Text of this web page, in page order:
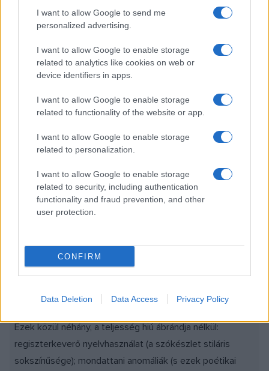
I want to allow Google to send me
personalized advertising.
I want to allow Google to enable storage
related to analytics like cookies on web or
device identifiers in apps.
I want to allow Google to enable storage
related to functionality of the website or app.
I want to allow Google to enable storage
related to personalization.
I want to allow Google to enable storage
related to security, including authentication
functionality and fraud prevention, and other
user protection.
CONFIRM
Data Deletion Data Access Privacy Policy
Tábori lap Karády Katalinnak; in: Fehér babák
égboltsapkájú; in:Jóslat, 1984) és a Széchenyi-
emlékdalon (Gróf Széchenyi István pisztolyát porozza
és változatban vitte színre. A kor sajátos viszonyai közt
szubkulturális jelenségként válva kultúraalakító
tényezővé. (Hasonló módon és mértékben, mint Leonard
Cohen a tengerentúlon vagy, még inkább, mint az orosz
Vlagyimir Viszockij.)
Bereményi Géza szövegeinek értékösszetettsége több
Ezek közül néhány, a teljesség hiú ábrándja nélkül:
regiszterkeverő nyelvhasználat (a szókészlet stiláris
sokszínűsége); mondattani anomáliák (s ezek poétikai